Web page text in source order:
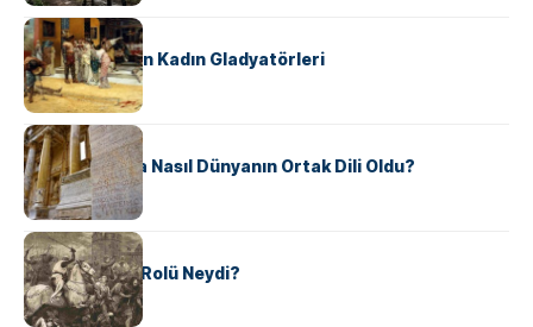
KÜLTÜR
Antik Roma’nın Kadın Gladyatörleri
KÜLTÜR
Antik Yunanca Nasıl Dünyanın Ortak Dili Oldu?
KÜLTÜR
Valdensler’in Rolü Neydi?